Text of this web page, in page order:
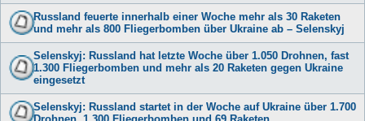
Russland feuerte innerhalb einer Woche mehr als 30 Raketen
und mehr als 800 Fliegerbomben über Ukraine ab – Selenskyj
Selenskyj: Russland hat letzte Woche über 1.050 Drohnen, fast
1.300 Fliegerbomben und mehr als 20 Raketen gegen Ukraine
eingesetzt
Selenskyj: Russland startet in der Woche auf Ukraine über 1.700